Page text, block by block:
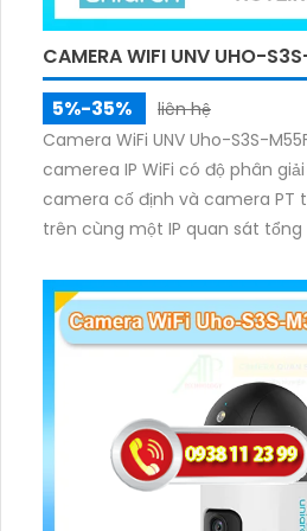
CAMERA WIFI UNV UHO-
5%-35%
liên hệ
Camera WiFi UNV Uho-S3S-
camerea IP WiFi có độ phân giải
camera cố định và camera PT
trên cùng một IP quan sát
ánh sáng. Kết hợp hồng ngoại
ảnh có màu trong nhiều điều
phạm vi 3m.